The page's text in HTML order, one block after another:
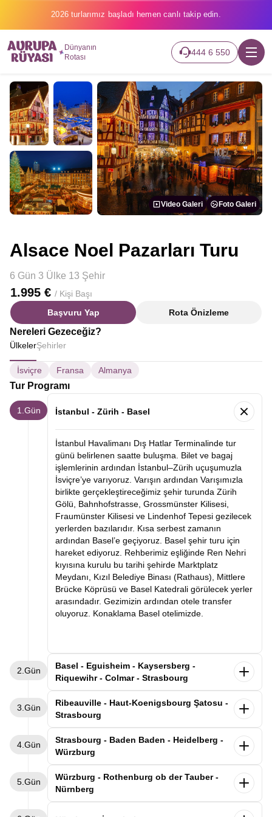
2026 turlarımız başladı hemen canlı takip edin.
Dünyanın
Rotası
444 6 550
Video Galeri Foto Galeri
Alsace Noel Pazarları Turu
6 Gün 3 Ülke 13 Şehir
1.995 € / Kişi Başı
Başvuru Yap
Rota Önizleme
Nereleri Gezeceğiz?
ÜlkelerŞehirler
İsviçre Fransa Almanya
Tur Programı
1.Gün İstanbul - Zürih - Basel
İstanbul Havalimanı Dış Hatlar Terminalinde tur
günü belirlenen saatte buluşma. Bilet ve bagaj
işlemlerinin ardından İstanbul–Zürih uçuşumuzla
İsviçre’ye varıyoruz. Varışın ardından Varışımızla
birlikte gerçekleştireceğimiz şehir turunda Zürih
Gölü, Bahnhofstrasse, Grossmünster Kilisesi,
Fraumünster Kilisesi ve Lindenhof Tepesi gezilecek
yerlerden bazılarıdır. Kısa serbest zamanın
ardından Basel’e geçiyoruz. Basel şehir turu için
hareket ediyoruz. Rehberimiz eşliğinde Ren Nehri
kıyısına kurulu bu tarihi şehirde Marktplatz
Meydanı, Kızıl Belediye Binası (Rathaus), Mittlere
Brücke Köprüsü ve Basel Katedrali görülecek yerler
arasındadır. Gezimizin ardından otele transfer
oluyoruz. Konaklama Basel otelimizde.
2.Gün
Basel - Eguisheim - Kaysersberg -
Riquewihr - Colmar - Strasbourg
Dünyaca ünlü şarap yolunun en güzel kasabalarını
geziyoruz. Alsas-Loren bölgesinde leyleklerin en
geziyoruz. Rengarenk evlerin arasında gezimizi
tamamladıktan “İmparator’un Dağı” anlamına gelen
boyunca uzanan bu eşsiz kasabayı geziyoruz.
Sonrasında şarap mahzenleriyle ünlü Riquewihr
kasabasına geçiyoruz. Üzüm bağlarının kasabanın
3.Gün
Ribeauville - Haut-Koenigsbourg Şatosu -
Strasbourg
kahvaltımızı yaptıktan sonra Strasbourg'daki
otelimizden ayrılarak devam ediyoruz. İlk
incilerinden biri olan Ribeauvillé kasabası. Üzüm
bağlarıyla çevrili bu şirin kasabada, renkli ahşap
4.Gün
Strasbourg - Baden Baden - Heidelberg -
Würzburg
Almanya-Fransa sınırında Kara Ormanın tam
ortasında yer alan Baden-Baden’e geçiyoruz.
5.Gün
Würzburg - Rothenburg ob der Tauber -
Nürnberg